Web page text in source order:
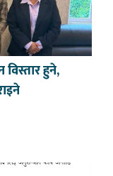
विस्तार हुने,